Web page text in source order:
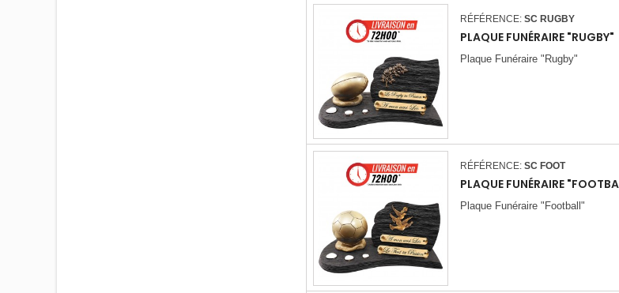
RÉFÉRENCE: SC RUGBY
PLAQUE FUNÉRAIRE "RUGBY"
Plaque Funéraire "Rugby"
RÉFÉRENCE: SC FOOT
PLAQUE FUNÉRAIRE
Plaque Funéraire "Football"